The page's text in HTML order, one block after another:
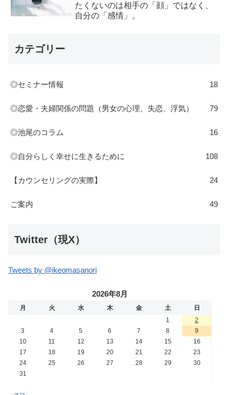
たくないのは相手の「顔」ではなく、
自分の「感情」。
カテゴリー
◎セミナー情報 18
◎恋愛・夫婦関係の問題（男女の心理、失恋、浮気） 79
◎池尾のコラム 16
◎自分らしく幸せに生きるために 108
【カウンセリングの実際】 24
ご案内 49
Twitter（現X）
Tweets by @ikeomasanori
2026年8月
月 火 水 木 金 土
日
1
2
3
4 5 6 7 8
9
10
11 12 13 14 15
16
17
18 19 20 21 22
23
24
25 26 27 28 29
30
31